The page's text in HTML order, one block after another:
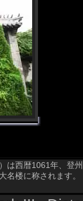
は西暦1061年、登
名楼に称されます